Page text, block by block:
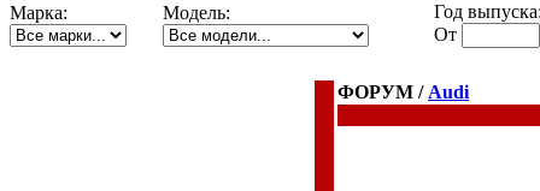
Марка:
Модель:
Год
От
ФОРУМ / Audi